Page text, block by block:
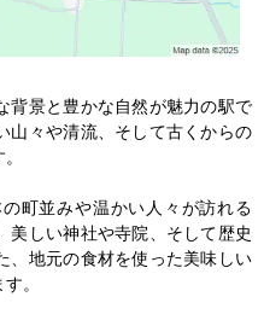
背景と豊かな自然が魅力の駅で
山々や清流、そして古くからの
町並みや温かい人々が訪れる
美しい神社や寺院、そして歴史
、地元の食材を使った美味しい
。